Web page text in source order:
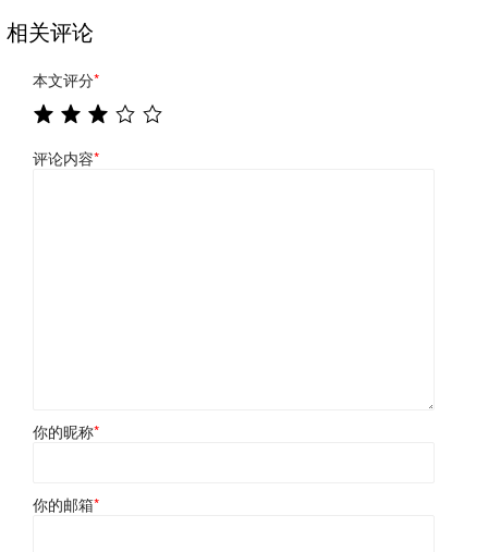
相关评论
本文评分*
评论内容*
你的昵称*
你的邮箱*